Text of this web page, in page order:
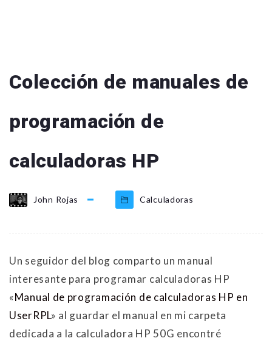
Colección de manuales de
programación de
calculadoras HP
John Rojas Calculadoras
Un seguidor del blog comparto un manual
interesante para programar calculadoras HP
«Manual de programación de calculadoras HP en
UserRPL» al guardar el manual en mi carpeta
dedicada a la calculadora HP 50G encontré